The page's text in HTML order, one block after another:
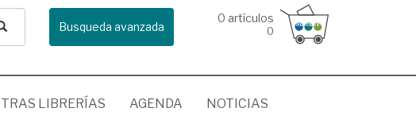
Busqueda avanzada
0 artículos
0
LIBRERÍAS AGENDA NOTICIAS